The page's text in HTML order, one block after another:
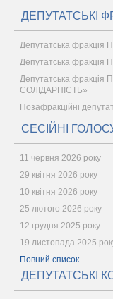
ДЕПУТАТСЬКІ
Депутатська
Депутатська
Депутатська
СОЛІДАРНІСТЬ»
Позафракційні
СЕСІЙНІ
11 червня 2026 року
29 квітня 2026 року
10 квітня 2026 року
25 лютого 2026 року
12 грудня 2025 року
19 листопада 2025
Повний список...
ДЕПУТАТСЬКІ